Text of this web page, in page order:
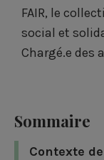
FAIR, le
social et
Chargé.e des
Sommaire
Contexte